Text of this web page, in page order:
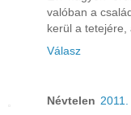
valóban a
kerül a tetejére,
Válasz
Névtelen